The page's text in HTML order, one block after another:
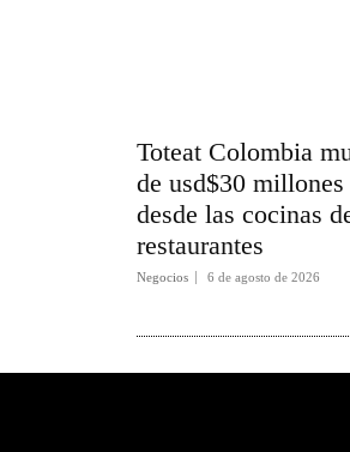
Toteat Colombia
de usd$30 millones
desde las cocinas
restaurantes
Negocios 6 de agosto de 2026